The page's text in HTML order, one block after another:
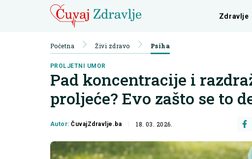
Zdravlje
Početna Živi zdravo Psiha
PROLJETNI UMOR
Pad koncentracije i
proljeće? Evo zašto se to
Autor:ČuvajZdravlje.ba 18. 03. 2026.